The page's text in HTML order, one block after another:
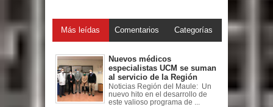
Más leídas Comentarios Categorías
Nuevos médicos
especialistas UCM se suman
al servicio de la Región
Noticias Región del Maule: Un
nuevo hito en el desarrollo de
este valioso programa de ...